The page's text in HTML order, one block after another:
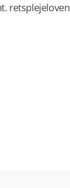
retsplejeloven